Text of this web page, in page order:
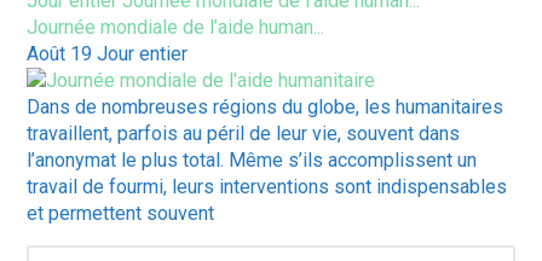
Journée mondiale de l’aide human...
Août 19Jour entier
Dans de nombreuses régions du globe, les humanitaires
travaillent, parfois au péril de leur vie, souvent dans
l’anonymat le plus total. Même s’ils accomplissent un
travail de fourmi, leurs interventions sont indispensables
et permettent souvent